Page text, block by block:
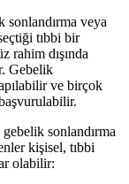
sonlandırma veya
tıbbi bir
rahim dışında
Gebelik
ve birçok
gebelik sonlandırma
kişisel, tıbbi
olabilir: